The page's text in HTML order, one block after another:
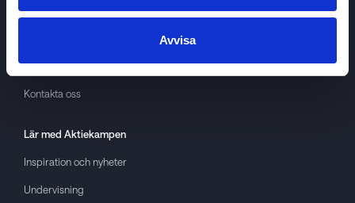
Avvisa
About cookies
GDPR
Kontakta oss
Lär med Aktiekampen
Inspiration och nyheter
Undervisning